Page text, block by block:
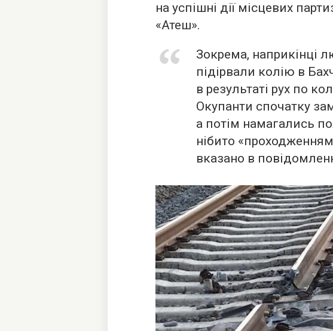
на успішні дії місцевих
«Атеш».
Зокрема, наприкінці
підірвали колію в
в результаті рух по
Окупанти спочатку
а потім намагались
нібито
вказано в